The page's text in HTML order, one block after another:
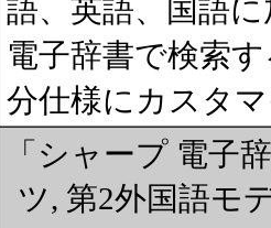
語、英語、国語
電子辞書で検索
分仕様にカスタ
「シャープ 電子
ツ, 第2外国語モ